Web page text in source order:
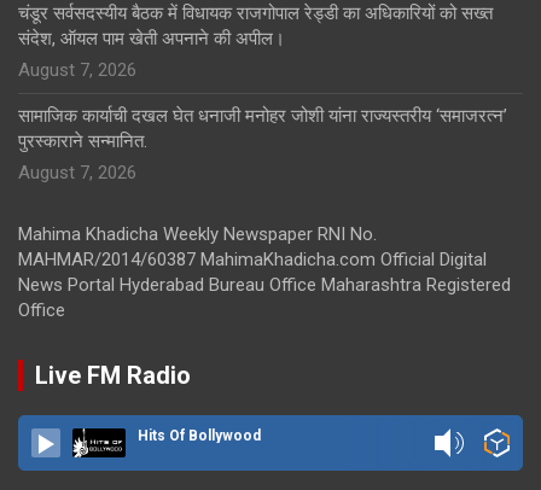
चंडूर सर्वसदस्यीय बैठक में विधायक राजगोपाल रेड्डी का अधिकारियों को सख्त
संदेश, ऑयल पाम खेती अपनाने की अपील।
August 7, 2026
सामाजिक कार्याची दखल घेत धनाजी मनोहर जोशी यांना राज्यस्तरीय ‘समाजरत्न’
पुरस्काराने सन्मानित.
August 7, 2026
Mahima Khadicha Weekly Newspaper RNI No.
MAHMAR/2014/60387 MahimaKhadicha.com Official Digital
News Portal Hyderabad Bureau Office Maharashtra Registered
Office
Live FM Radio
Hits Of Bollywood